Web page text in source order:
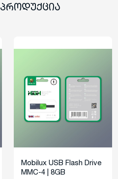
პროდუქცია
Mobilux USB Flash Drive
MMC-4 | 8GB